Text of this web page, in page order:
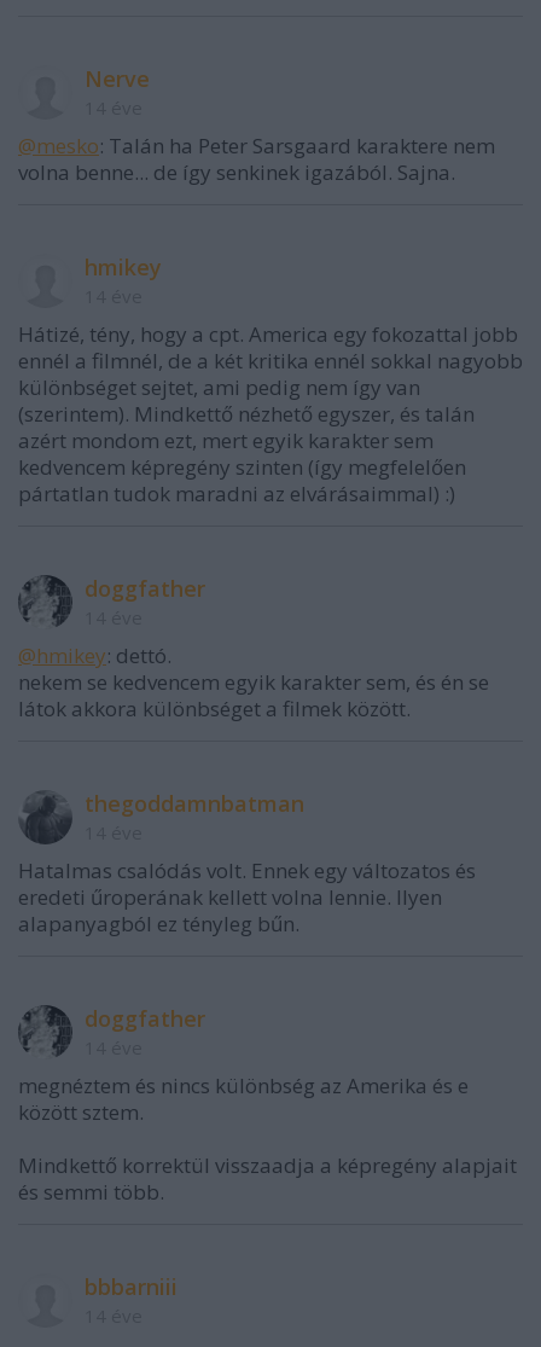
Nerve
@mesko: Talán ha Peter Sarsgaard karaktere nem
volna benne... de így senkinek igazából. Sajna.
hmikey
Hátizé, tény, hogy a cpt. America egy fokozattal jobb
ennél a filmnél, de a két kritika ennél sokkal nagyobb
különbséget sejtet, ami pedig nem így van
(szerintem). Mindkettő nézhető egyszer, és talán
azért mondom ezt, mert egyik karakter sem
kedvencem képregény szinten (így megfelelően
pártatlan tudok maradni az elvárásaimmal) :)
doggfather
@hmikey: dettó.
nekem se kedvencem egyik karakter sem, és én se
látok akkora különbséget a filmek között.
thegoddamnbatman
Hatalmas csalódás volt. Ennek egy változatos és
eredeti űroperának kellett volna lennie. Ilyen
alapanyagból ez tényleg bűn.
doggfather
megnéztem és nincs különbség az Amerika és e
között sztem.
Mindkettő korrektül visszaadja a képregény alapjait
és semmi több.
bbbarniii